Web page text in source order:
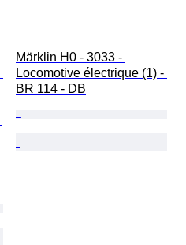
Märklin H0 - 3033 -
Locomotive électrique (1) -
BR 114 - DB